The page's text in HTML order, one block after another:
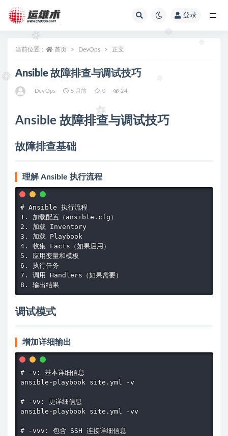
登录
当前位置： 首页 DevOps 正文
Ansible 故障排查与调试技巧
DevOps 5 月前 0 24
Ansible 故障排查与调试技巧
故障排查基础
理解 Ansible 执行流程
# Ansible 执行流程
1. 加载配置（ansible.cfg）
2. 加载 Inventory
3. 加载 Playbook
4. 收集 Facts（如果启用）
5. 应用变量和模板
6. 执行任务
7. 调用 Handlers（如果需要）
8. 输出结果
调试模式
增加详细输出
# -v: 基本详细信息
ansible-playbook site.yml -v
# -vv: 更详细信息
ansible-playbook site.yml -vv
# -vvv: 包含 SSH 连接详细信息